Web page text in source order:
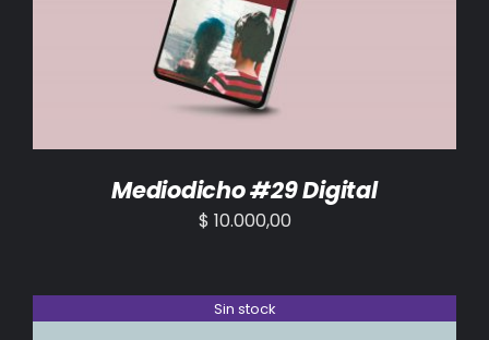
AÑADIR AL CARRITO /
Mediodicho #29 Digital
$ 10.000,00
Sin stock